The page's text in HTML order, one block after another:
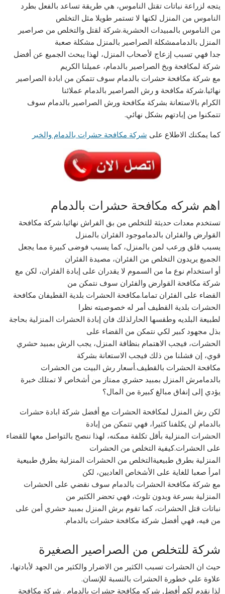
يتجه لزراعة نباتات تقتل الناموس، هي طريقة تساعد بالفعل بطرد
الناموس من المنزل لكنها لا تستمر طويلا مثل التخلص
من الناموس بالمبيدات الحشرية.شركة لقتل والتخلص من صراصير
المنزل بالدماممشكلة الصراصير بالمنزل مشكلة صعبة
جدا فهي تسبب إزعاج لأصحاب المنزل، لهذا يبحث الجميع عن أفضل
شركة لمكافحة وبخ الصراصير بالدمام، عميلنا الكريم
مع شركة مكافحة حشرات بالدمام سوف تتمكن من ابادة الصراصير
نهائيا.شركة مكافحة و رش الصراصير بالدمام عملائنا
الكرام بالاستعانة بشركة مكافحة ورش الصراصير بالدمام سوف
تتمكنوا من إبادتهم بشكل نهائي.
كما يمكنك الاطلاع على شركة مكافحة حشرات بالدمام والخبر
اهم شركه مكافحة حشرات بالدمام
تستخدم معدات حديثة للتخلص من بق الفراش نهائيا.شركة مكافحة
القوارض والفئران بالدماموجود الفئران بالمنزل
يسبب قلق ورعب لمن بالمنزل، كما يسبب فوضى كبيرة مما يجعل
الجميع يريدون التخلص من الفئران، مصيدة الفئران
أو استخدام نوع ما من السموم لا يقدران على إبادة الفئران، لكن مع
شركة مكافحة القوارض والفئران سوف نتمكن من
القضاء على الفئران تماما.مكافحة الحشرات بلدية القطيفان مكافحة
الحشرات بلدية القطيف أمر له خصوصيته نظرا
لطبيعة البلديه وطقسها الحارلذلك فان إبادة الحشرات المنزلية بحاجة
بذل مجهود كبير لكي نتمكن من القضاء على
الحشرات، فيجب الاهتمام بنظافة المنزل، يجب الرش بمبيد حشري
قوي، إن فشلنا من ذلك فيجب الاستعانة بشركة
مكافحة الحشرات بالقطيف.أسعار رش البيت من الحشرات
بالدمامرش المنزل بمبيد حشري ممتاز من أشخاص لا تمتلك خبرة
يؤدي إلى إنفاق مبالغ كبيرة من المال؟
لكن رش المنزل لمكافحة الحشرات مع أفضل شركة ابادة حشرات
بالدمام لن يكلفنا كثيرا، فهي تتمكن من إبادة
الحشرات المنزلية بأقل تكلفة ممكنه، لهذا ننصح بالتواصل معها للقضاء
على الحشرات.كيفية التخلص من الحشرات
المنزلية بطرق طبيعيةالتخلص من الحشرات المنزلية بطرق طبيعية
امرأ صعبا للغاية على الأشخاص العاديين، لكن
مع شركة مكافحة الحشرات بالدمام سوف نقضي على الحشرات
المنزلية بسرعة وبدون تلوث، فهي تحضر الكثير من
نباتات قتل الحشرات، كما تقوم برش المنزل بمبيد حشري أمن على
من فيه، فهي أفضل شركة مكافحة حشرات بالدمام.
شركة للتخلص من الصراصير الصغيرة
حيث ان الحشرات تسبب الكثير من الاضرار والكثير من الجهد لأبادتها،
علاوة علي خطورة الحشرات بالنسبة للإنسان.
لذا نقدم لكم أفضل شركه مكافحة حشرات بالدمام . شركة مكافحة